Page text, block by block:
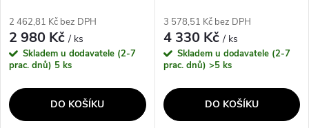
2 462,81 Kč bez DPH
2 980 Kč/ ks
Skladem u dodavatele (2-7
prac. dnů) 5 ks
DO KOŠÍKU
3 578,51 Kč bez DPH
4 330 Kč/ ks
Skladem u dodavatele (2-7
prac. dnů) >5 ks
DO KOŠÍKU